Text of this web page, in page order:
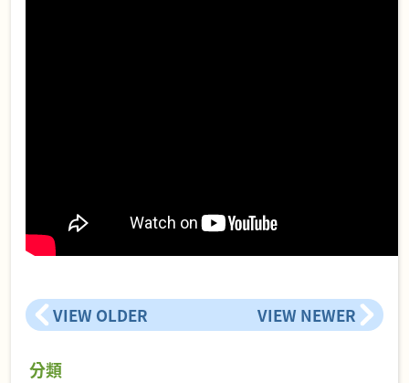
VIEW OLDER VIEW NEWER
分類